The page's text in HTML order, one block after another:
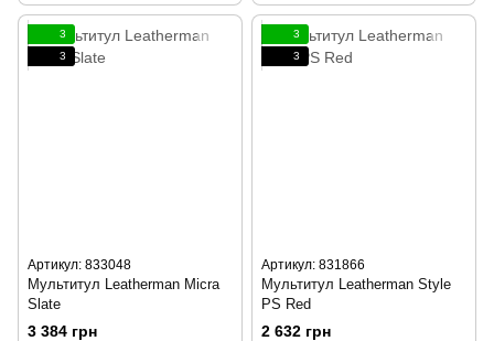
3
3
Артикул: 833048
Мультитул Leatherman Micra
Slate
3 384 грн
3
3
Артикул: 831866
Мультитул Leatherman Style
PS Red
2 632 грн